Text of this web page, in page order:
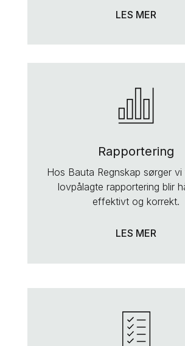
LES MER
Rapportering
Hos Bauta Regnskap sørger
lovpålagte rapportering blir
effektivt og korrekt.
LES MER